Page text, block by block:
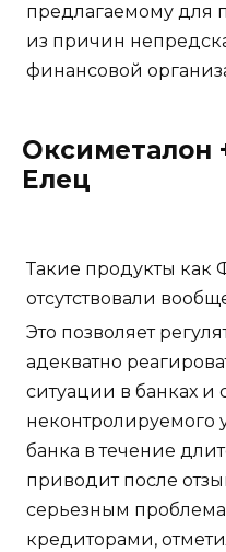
предлагаемому для
из причин
финансовой
Оксиметалон
Елец
Такие продукты как
отсутствовали
Это позволяет
адекватно
ситуации в банках и
банка в течение
приводит после
серьезным
кредиторами,